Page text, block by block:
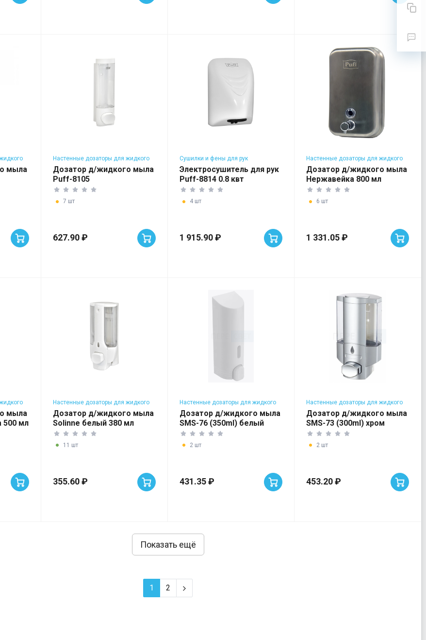
мыла
Настенные дозаторы для жидкого
мыла
Дозатор д/жидкого мыла
Puff-8105
7 шт
627.90 ₽
Сушилки и фены для рук
Электросушитель для рук
Puff-8814 0.8 квт
4 шт
1 915.90 ₽
Настенные дозаторы для жидкого
мыла
Дозатор д/жидкого мыла
Нержавейка 800 мл
6 шт
1 331.05 ₽
мыла
500 мл
Настенные дозаторы для жидкого
мыла
Дозатор д/жидкого мыла
Solinne белый 380 мл
11 шт
355.60 ₽
Настенные дозаторы для жидкого
мыла
Дозатор д/жидкого мыла
SMS-76 (350ml) белый
2 шт
431.35 ₽
Настенные дозаторы для жидкого
мыла
Дозатор д/жидкого мыла
SMS-73 (300ml) хром
2 шт
453.20 ₽
Показать ещё
1 2